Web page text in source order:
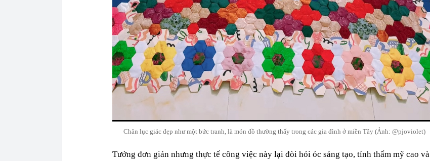
Chăn lục giác đẹp như một bức tranh, là món đồ thường thấy trong các gia đình ở miền Tây (Ảnh: @pjoviolet)
Tưởng đơn giản nhưng thực tế công việc này lại đòi hỏi óc sáng tạo, tính thẩm mỹ cao và